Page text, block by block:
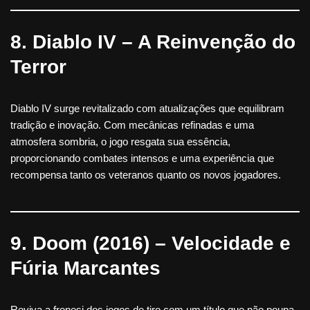
8. Diablo IV – A Reinvenção do
Terror
Diablo IV surge revitalizado com atualizações que equilibram
tradição e inovação. Com mecânicas refinadas e uma
atmosfera sombria, o jogo resgata sua essência,
proporcionando combates intensos e uma experiência que
recompensa tanto os veteranos quanto os novos jogadores.
9. Doom (2016) – Velocidade e
Fúria Marcantes